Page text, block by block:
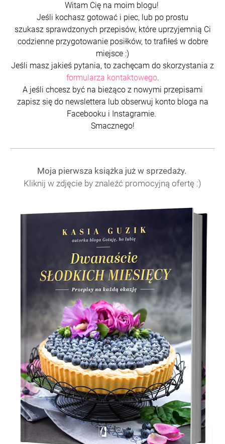
Witam Cię na moim blogu!
Jeśli kochasz gotować i piec, lub po prostu
szukasz sprawdzonych przepisów, które uprzyjemnią Ci
codzienne przygotowanie posiłków, to trafiłeś w dobre
miejsce :)
Jeśli masz jakieś pytania, to zachęcam do skorzystania z
formularza kontaktowego.
A jeśli chcesz być na bieżąco z nowymi przepisami
zapisz się do newslettera lub obserwuj konto bloga na
Facebooku i Instagramie.
Smacznego!
Moja pierwsza książka już w sprzedaży.
Kliknij w zdjęcie by znaleźć promocyjną ofertę :)